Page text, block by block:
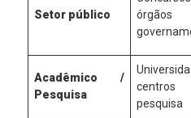
Setor público
órgãos
Acadêmico /
Pesquisa
pesquisa